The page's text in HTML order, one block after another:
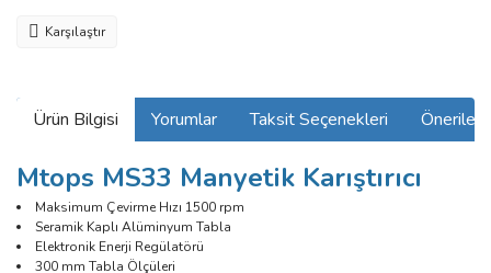
Karşılaştır
Ürün Bilgisi Yorumlar Taksit Seçenekleri
Mtops MS33 Manyetik Karıştırıcı
Maksimum Çevirme Hızı 1500 rpm
Seramik Kaplı Alüminyum Tabla
Elektronik Enerji Regülatörü
300 mm Tabla Ölçüleri